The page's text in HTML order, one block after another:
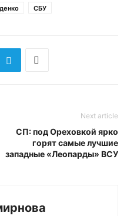
СБУ
Next article
СП: под Ореховкой ярко
горят самые лучшие
западные «Леопарды» ВСУ